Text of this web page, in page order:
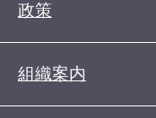
政策
組織案内